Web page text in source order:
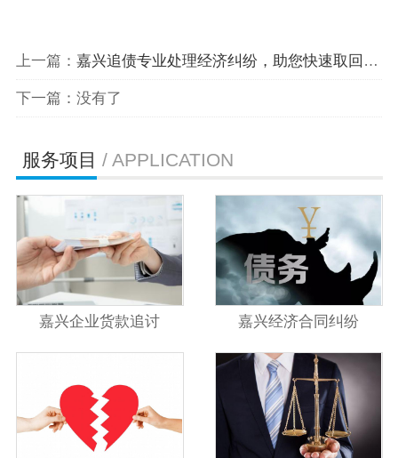
上一篇： 嘉兴追债专业处理经济纠纷，助您快速取回欠款
下一篇：没有了
服务项目 / APPLICATION
嘉兴企业货款追讨 嘉兴经济合同纠纷